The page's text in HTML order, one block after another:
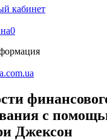
кабинет
0
с
Джексон